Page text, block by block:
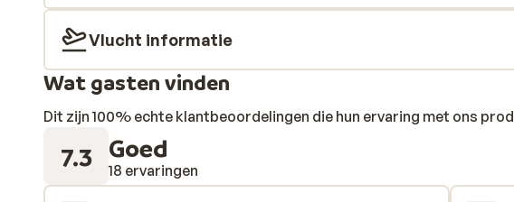
Vlucht informatie
Wat gasten vinden
Dit zijn 100% echte klantbeoordelingen die hun ervaring met ons
7.3 Goed
18 ervaringen